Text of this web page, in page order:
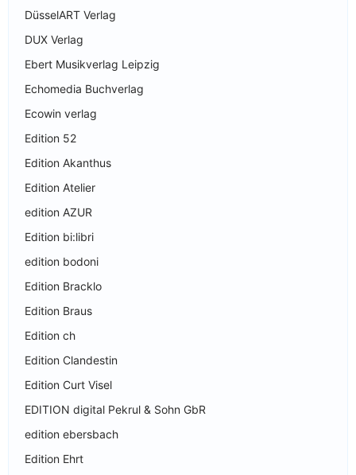
DüsselART Verlag
DUX Verlag
Ebert Musikverlag Leipzig
Echomedia Buchverlag
Ecowin verlag
Edition 52
Edition Akanthus
Edition Atelier
edition AZUR
Edition bi:libri
edition bodoni
Edition Bracklo
Edition Braus
Edition ch
Edition Clandestin
Edition Curt Visel
EDITION digital Pekrul & Sohn GbR
edition ebersbach
Edition Ehrt